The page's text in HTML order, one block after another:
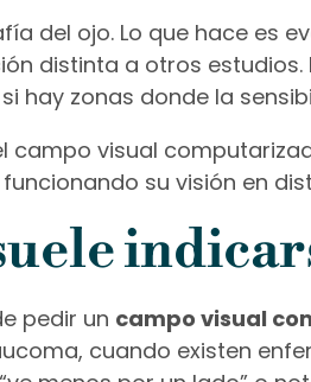
del ojo. Lo que hace es
distinta a otros estudios.
hay zonas donde la
campo visual
su visión en
pedir un campo visual
cuando existen